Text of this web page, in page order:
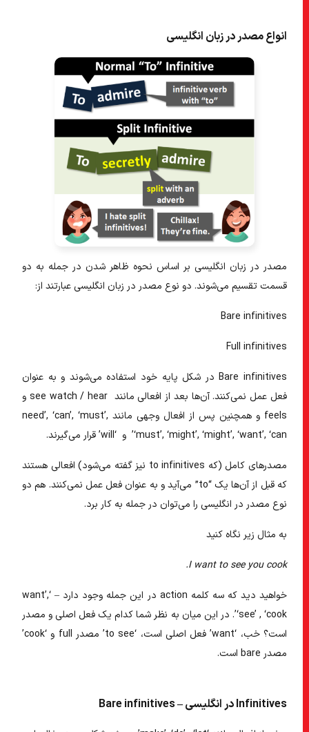
انواع مصدر در زبان انگلیسی
مصدر در زبان انگلیسیبر اساس نحوه ظاهر شدن در جمله به دو
قسمت تقسیم می‌شوند. دو نوعمصدر در زبان انگلیسیعبارتند از:
Bare infinitives
Full infinitives
Bare infinitives در شکل پایه خود استفاده می‌شوند و به عنوان
فعل عمل نمی‌کنند. آن‌ها بعد از افعالی مانند see watch / hear و
feels و همچنین پس از افعال وجهی مانند
need’, ‘can’, ‘must’,
‘must’, ‘might’, ‘might’, ‘want’, ‘can’ و ‘will’
قرار می‌گیرند.
مصدرهای کامل (که to infinitives نیز گفته می‌شود) افعالی هستند
که قبل از آن‌ها یک “to” می‌آید و به عنوان فعل عمل نمی‌کنند. هم دو
نوعمصدر در انگلیسیرا می‌توان در جمله به کار برد.
به مثال زیر نگاه کنید
I want to see you cook.
خواهید دید که سه کلمه action در این جمله وجود دارد – ‘want’,
‘see’ , ‘cook’. در این میان به نظر شما کدام یک فعل اصلی و مصدر
است؟ خب، ‘want’ فعل اصلی است، ‘to see’ مصدر full و ‘cook’
مصدر bare است.
Infinitives در انگلیسی – Bare infinitives